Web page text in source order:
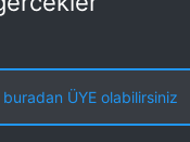
buradan ÜYE olabilirsiniz